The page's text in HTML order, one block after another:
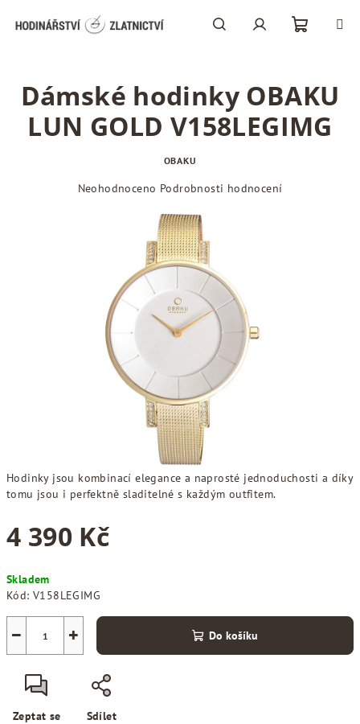
košík
Hodinky jsou kombinací elegance a naprosté jednoduchosti a díky
tomu jsou i perfektně sladitelné s každým outfitem.
4 390 Kč
cena:
Skladem
Kód: V158LEGIMG
+
− Do košíku
Zeptat se Sdílet
Dámské hodinky OBAKU
LUN GOLD V158LEGIMG
OBAKU
Průměrné
hvězdiček.
Neohodnoceno Podrobnosti hodnocení